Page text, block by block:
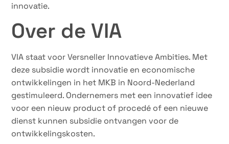
innovatie.
Over de VIA
VIA staat voor Versneller Innovatieve Ambities. Met
deze subsidie wordt innovatie en economische
ontwikkelingen in het MKB in Noord-Nederland
gestimuleerd. Ondernemers met een innovatief idee
voor een nieuw product of procedé of een nieuwe
dienst kunnen subsidie ontvangen voor de
ontwikkelingskosten.